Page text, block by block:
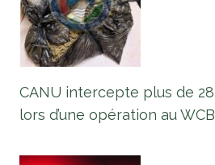
CANU intercepte plus de
lors d’une opération au WCB